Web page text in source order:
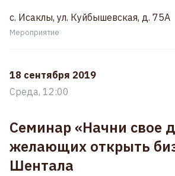
с. Исаклы, ул. Куйбышевская, д. 75А
Мероприятие
18 сентября 2019
Среда, 12:00
Семинар «Начни свое
желающих открыть
Шентала